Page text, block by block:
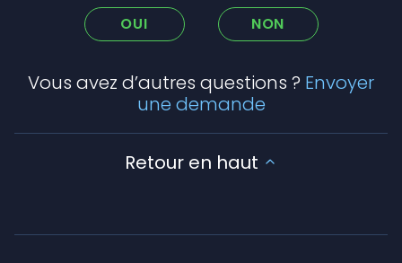
OUI NON
Vous avez d’autres questions ? Envoyer
une demande
Retour en haut